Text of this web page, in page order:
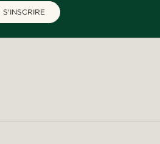
S'INSCRIRE